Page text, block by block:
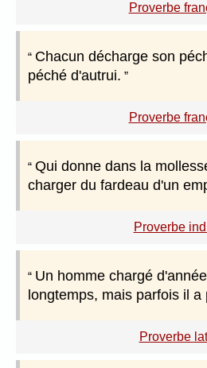
Proverbe
Chacun décharge son
péché d'autrui.
Proverbe
Qui donne dans la
charger du fardeau d'un
Proverbe
Un homme chargé
longtemps, mais parfois il a
Proverbe